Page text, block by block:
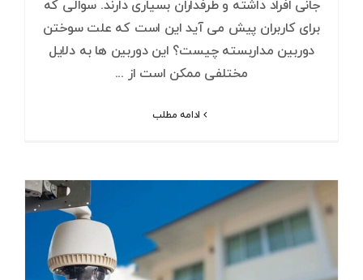
جانی افراد داشته و طرفداران بسیاری دارند. سوالی که
برای کاربران پیش می آید این است که علت سوختن
دوربین مداربسته چیست؟ این دوربین ها به دلایل
مختلفی ممکن است از ...
ادامه مطلب